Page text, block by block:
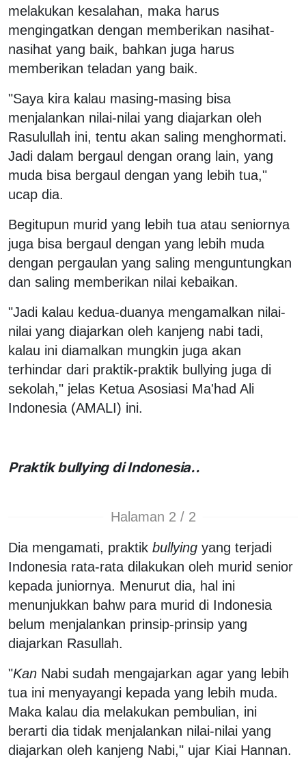
melakukan kesalahan, maka harus
mengingatkan dengan memberikan nasihat-
nasihat yang baik, bahkan juga harus
memberikan teladan yang baik.
"Saya kira kalau masing-masing bisa
menjalankan nilai-nilai yang diajarkan oleh
Rasulullah ini, tentu akan saling menghormati.
Jadi dalam bergaul dengan orang lain, yang
muda bisa bergaul dengan yang lebih tua,"
ucap dia.
Begitupun murid yang lebih tua atau seniornya
juga bisa bergaul dengan yang lebih muda
dengan pergaulan yang saling menguntungkan
dan saling memberikan nilai kebaikan.
"Jadi kalau kedua-duanya mengamalkan nilai-
nilai yang diajarkan oleh kanjeng nabi tadi,
kalau ini diamalkan mungkin juga akan
terhindar dari praktik-praktik bullying juga di
sekolah," jelas Ketua Asosiasi Ma'had Ali
Indonesia (AMALI) ini.
Praktik bullying di Indonesia..
Halaman 2 / 2
Dia mengamati, praktik bullying yang terjadi
Indonesia rata-rata dilakukan oleh murid senior
kepada juniornya. Menurut dia, hal ini
menunjukkan bahw para murid di Indonesia
belum menjalankan prinsip-prinsip yang
diajarkan Rasullah.
"Kan Nabi sudah mengajarkan agar yang lebih
tua ini menyayangi kepada yang lebih muda.
Maka kalau dia melakukan pembulian, ini
berarti dia tidak menjalankan nilai-nilai yang
diajarkan oleh kanjeng Nabi," ujar Kiai Hannan.